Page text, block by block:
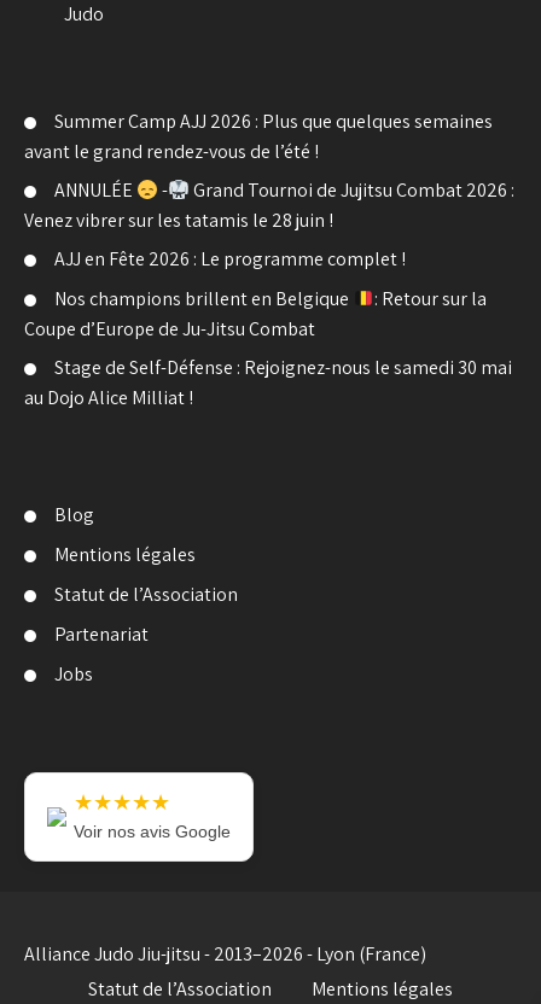
Judo
Summer Camp AJJ 2026 : Plus que quelques semaines
avant le grand rendez-vous de l’été !
ANNULÉE
-
Grand Tournoi de Jujitsu Combat 2026 :
Venez vibrer sur les tatamis le 28 juin !
AJJ en Fête 2026 : Le programme complet !
Nos champions brillent en Belgique
: Retour sur la
Coupe d’Europe de Ju-Jitsu Combat
Stage de Self-Défense : Rejoignez-nous le samedi 30 mai
au Dojo Alice Milliat !
Blog
Mentions légales
Statut de l’Association
Partenariat
Jobs
★★★★★
Voir nos avis Google
Alliance Judo Jiu-jitsu - 2013–2026 - Lyon (France)
Statut de l’Association
Mentions légales